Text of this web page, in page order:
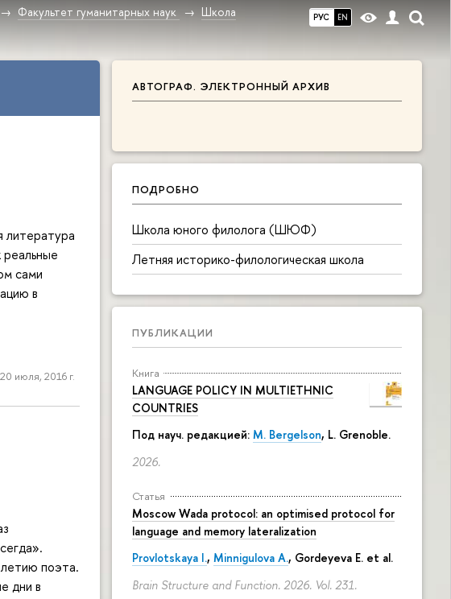
РУС EN
Факультет гуманитарных наук
Школа
АВТОГРАФ. ЭЛЕКТРОННЫЙ АРХИВ
ПОДРОБНО
Школа юного филолога (ШЮФ)
Летняя историко-филологическая школа
ПУБЛИКАЦИИ
Книга
LANGUAGE POLICY IN MULTIETHNIC
COUNTRIES
Под науч. редакцией: M. Bergelson, L. Grenoble.
2026.
Статья
Moscow Wada protocol: an optimised protocol for
language and memory lateralization
Provlotskaya I., Minnigulova A., Gordeyeva E. et al.
Brain Structure and Function. 2026. Vol. 231.
литература
реальные
сами
в
20 июля, 2016 г.
поэта.
дни в